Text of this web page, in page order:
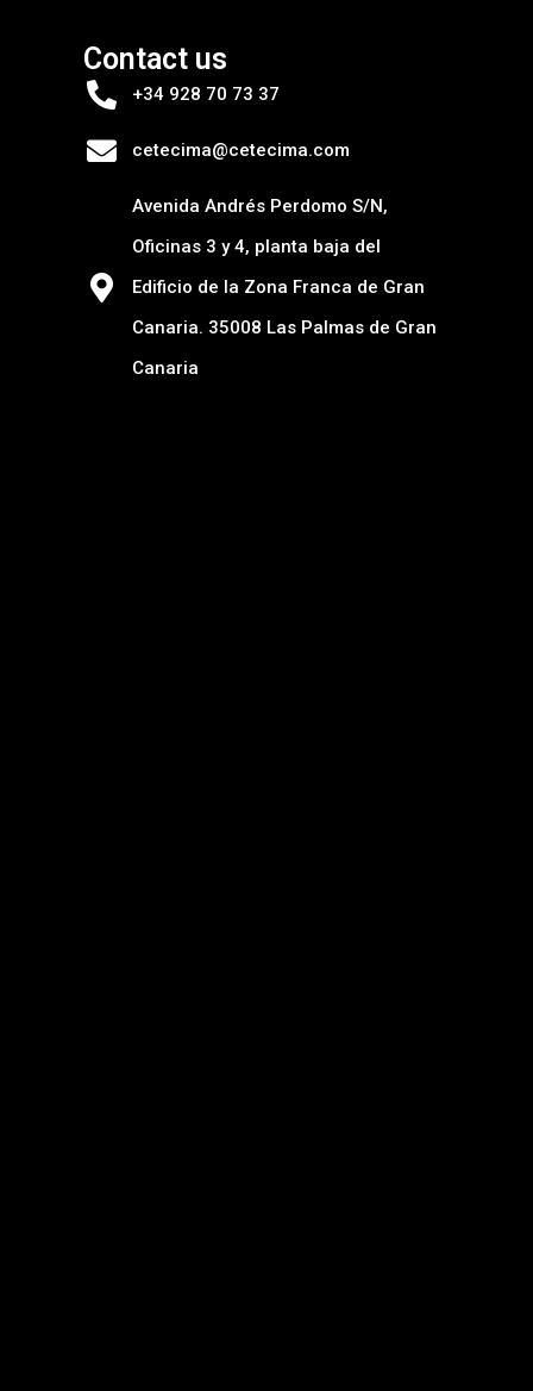
Contact us
+34 928 70 73 37
cetecima@cetecima.com
Avenida Andrés Perdomo S/N,
Oficinas 3 y 4, planta baja del
Edificio de la Zona Franca de Gran
Canaria. 35008 Las Palmas de Gran
Canaria